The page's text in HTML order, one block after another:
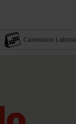
Calendario Laboral